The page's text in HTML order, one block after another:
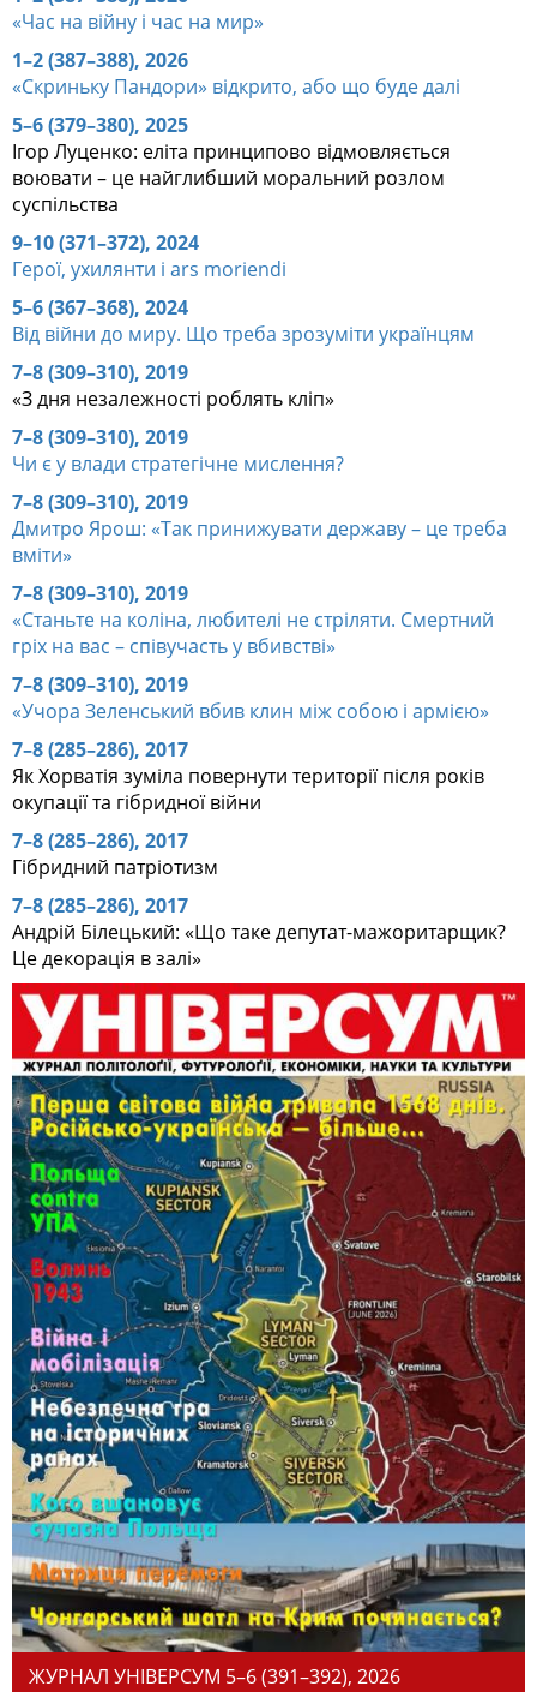
«Час на війну і час на мир»
1–2 (387–388), 2026
«Скриньку Пандори» відкрито, або що буде далі
5–6 (379–380), 2025
Ігор Луценко: еліта принципово відмовляється
воювати – це найглибший моральний розлом
суспільства
9–10 (371–372), 2024
Герої, ухилянти і ars moriendi
5–6 (367–368), 2024
Від війни до миру. Що треба зрозуміти українцям
7–8 (309–310), 2019
«З дня незалежності роблять кліп»
7–8 (309–310), 2019
Чи є у влади стратегічне мислення?
7–8 (309–310), 2019
Дмитро Ярош: «Так принижувати державу – це треба
вміти»
7–8 (309–310), 2019
«Станьте на коліна, любителі не стріляти. Смертний
гріх на вас – співучасть у вбивстві»
7–8 (309–310), 2019
«Учора Зеленський вбив клин між собою і армією»
7–8 (285–286), 2017
Як Хорватія зуміла повернути території після років
окупації та гібридної війни
7–8 (285–286), 2017
Гібридний патріотизм
7–8 (285–286), 2017
Андрій Білецький: «Що таке депутат-мажоритарщик?
Це декорація в залі»
ЖУРНАЛ УНІВЕРСУМ 5–6 (391–392), 2026